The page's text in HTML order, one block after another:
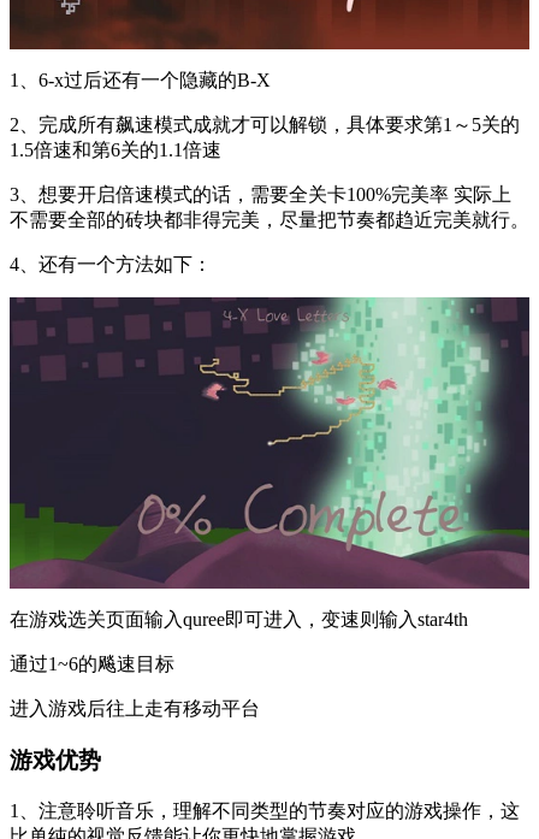
1、6-x过后还有一个隐藏的B-X
2、完成所有飙速模式成就才可以解锁，具体要求第1～5关的
1.5倍速和第6关的1.1倍速
3、想要开启倍速模式的话，需要全关卡100%完美率 实际上
不需要全部的砖块都非得完美，尽量把节奏都趋近完美就行。
4、还有一个方法如下：
在游戏选关页面输入quree即可进入，变速则输入star4th
通过1~6的飚速目标
进入游戏后往上走有移动平台
游戏优势
1、注意聆听音乐，理解不同类型的节奏对应的游戏操作，这